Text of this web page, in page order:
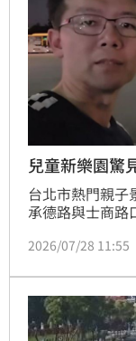
兒童新樂園驚
台北市熱門親子
承德路與士商路
標線指引，只能
家長帶小孩出沒
撻伐。台北市交
並向社會大眾致
2026/07/28 11:55